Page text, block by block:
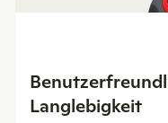
Langlebigkeit